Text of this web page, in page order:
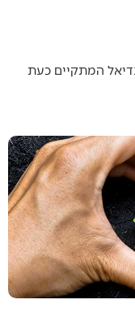
המתקיים כעת